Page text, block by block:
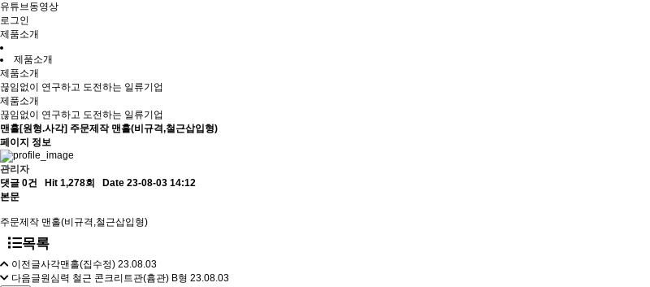
유튜브동영상
로그인
제품소개
제품소개
제품소개
끊임없이 연구하고 도전하는 일류기업
제품소개
끊임없이 연구하고 도전하는 일류기업
맨홀[원형.사각] 주문제작 맨홀(비규격,철근삽입형)
페이지 정보
관리자
댓글 0건
Hit 1,278회
Date 23-08-03 14:12
본문
주문제작 맨홀(비규격,철근삽입형)
목록
이전글사각맨홀(집수정) 23.08.03
다음글원심력 철근 콘크리트관(흄관) B형 23.08.03